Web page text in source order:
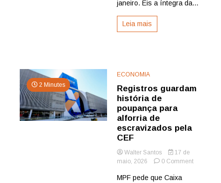
janeiro. Eis a íntegra da...
Leia mais
2 Minutes
ECONOMIA
Registros guardam
história de
poupança para
alforria de
escravizados pela
CEF
Walter Santos
17 de
maio, 2026
0 Commenton
MPF pede que Caixa